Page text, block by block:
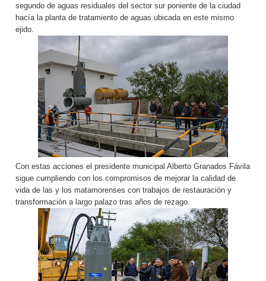
segundo de aguas residuales del sector sur poniente de la ciudad
hacía la planta de tratamiento de aguas ubicada en este mismo
ejido.
Con estas acciones el presidente municipal Alberto Granados Fávila
sigue cumpliendo con los compromisos de mejorar la calidad de
vida de las y los matamorenses con trabajos de restauración y
transformación a largo palazo tras años de rezago.